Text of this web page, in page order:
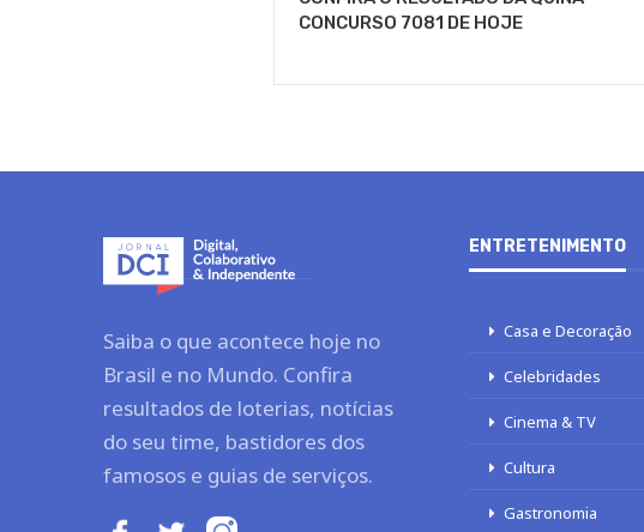
CONCURSO 7081 DE HOJE
Saiba o que acontece hoje no
Brasil e no Mundo. Confira
resultados de loterias, notícias
do seu time, bastidores dos
famosos e guias de serviços.
ENTRETENIMENTO
Casa e Decoração
Celebridades
Cinema & TV
Cultura
Gastronomia